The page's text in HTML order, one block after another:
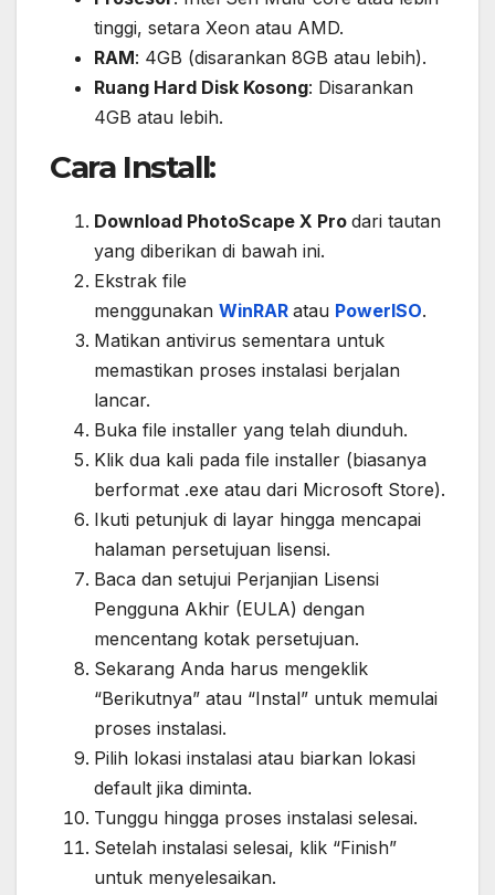
tinggi, setara Xeon atau AMD.
RAM: 4GB (disarankan 8GB atau lebih).
Ruang Hard Disk Kosong: Disarankan
4GB atau lebih.
Cara Install:
Download PhotoScape X Pro dari tautan
yang diberikan di bawah ini.
Ekstrak file
menggunakan WinRAR atau PowerISO.
Matikan antivirus sementara untuk
memastikan proses instalasi berjalan
lancar.
Buka file installer yang telah diunduh.
Klik dua kali pada file installer (biasanya
berformat .exe atau dari Microsoft Store).
Ikuti petunjuk di layar hingga mencapai
halaman persetujuan lisensi.
Baca dan setujui Perjanjian Lisensi
Pengguna Akhir (EULA) dengan
mencentang kotak persetujuan.
Sekarang Anda harus mengeklik
“Berikutnya” atau “Instal” untuk memulai
proses instalasi.
Pilih lokasi instalasi atau biarkan lokasi
default jika diminta.
Tunggu hingga proses instalasi selesai.
Setelah instalasi selesai, klik “Finish”
untuk menyelesaikan.